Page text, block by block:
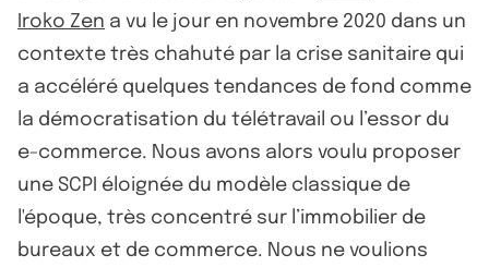
Iroko Zen a vu le jour en novembre 2020 dans un
contexte très chahuté par la crise sanitaire qui
a accéléré quelques tendances de fond comme
la démocratisation du télétravail ou l’essor du
e-commerce. Nous avons alors voulu proposer
une SCPI éloignée du modèle classique de
l'époque, très concentré sur l’immobilier de
bureaux et de commerce. Nous ne voulions